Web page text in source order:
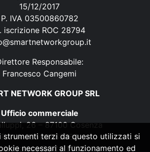
15/12/2017
P. IVA 03500860782
iscrizione ROC 28794
Responsabile:
Francesco Cangemi
NETWORK GROUP SRL
Ufficio commerciale
26 – 87100 Cosenza
P. IVA 03500860782
iscrizione ROC 28794
strumenti terzi da questo utilizzati si
necessari al funzionamento ed